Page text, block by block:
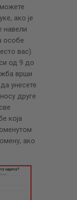
ако је
навели
особе
вас).
од 9 до
врши
унесете
друге
која
ако